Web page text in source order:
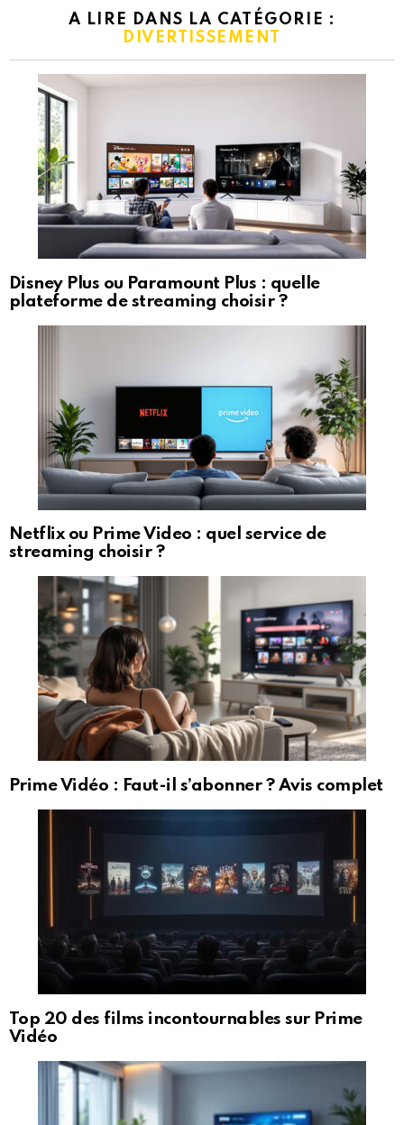
A LIRE DANS LA CATÉGORIE :
DIVERTISSEMENT
Disney Plus ou Paramount Plus : quelle
plateforme de streaming choisir ?
Netflix ou Prime Video : quel service de
streaming choisir ?
Prime Vidéo : Faut-il s’abonner ? Avis complet
Top 20 des films incontournables sur Prime
Vidéo